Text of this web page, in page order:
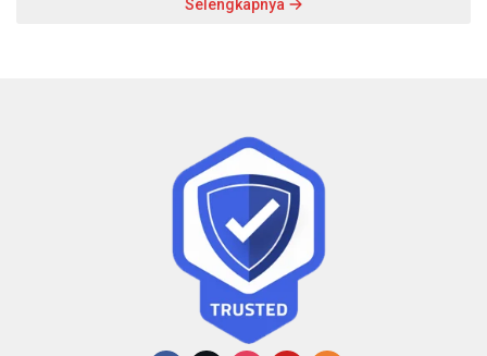
Selengkapnya